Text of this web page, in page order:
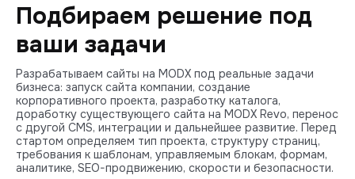
Подбираем решение под
ваши задачи
Разрабатываем сайты на MODX под реальные задачи
бизнеса: запуск сайта компании, создание
корпоративного проекта, разработку каталога,
доработку существующего сайта на MODX Revo, перенос
с другой CMS, интеграции и дальнейшее развитие. Перед
стартом определяем тип проекта, структуру страниц,
требования к шаблонам, управляемым блокам, формам,
аналитике, SEO-продвижению, скорости и безопасности.